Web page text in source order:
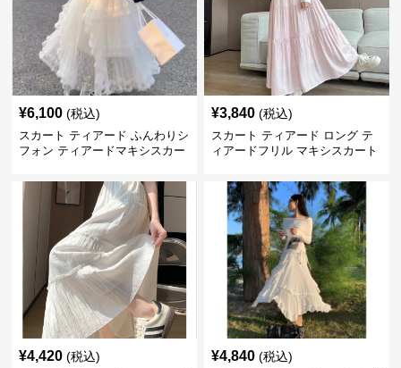
¥6,100 (税込)
スカート ティアード ふんわりシ
フォン ティアードマキシスカー
¥3,840 (税込)
スカート ティアード ロング テ
ィアードフリル マキシスカート
¥4,420 (税込) ¥4,840 (税込)